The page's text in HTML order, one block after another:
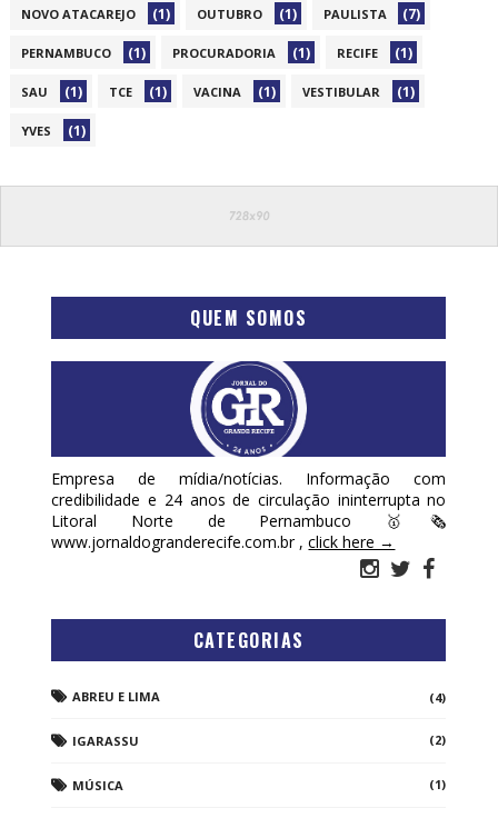
NOVO ATACAREJO (1) OUTUBRO (1) PAULISTA (7)
PERNAMBUCO (1) PROCURADORIA (1) RECIFE (1)
SAU (1) TCE (1) VACINA (1) VESTIBULAR (1)
YVES (1)
QUEM SOMOS
Empresa de mídia/notícias. Informação com
credibilidade e 24 anos de circulação ininterrupta no
Litoral Norte de Pernambuco 🥇🗞
www.jornaldogranderecife.com.br ,click here →
CATEGORIAS
ABREU E LIMA (4)
IGARASSU (2)
MÚSICA (1)